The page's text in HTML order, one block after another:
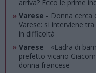
arriva? Ecco le prime
» Varese - Donna cerca
Varese: si interviene
in difficoltà
» Varese - «Ladra di
prefetto vicario
donna francese